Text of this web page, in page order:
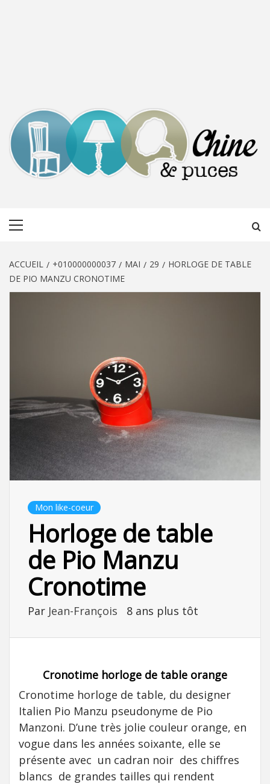
ACCUEIL +010000000037 MAI 29
HORLOGE DE TABLE
DE PIO MANZU CRONOTIME
Mon like-coeur
Horloge de table
de Pio Manzu
Cronotime
Par Jean-François 8 ans plus tôt
Cronotime horloge de table orange
Cronotime horloge de table, du designer
Italien Pio Manzu pseudonyme de Pio
Manzoni. D’une très jolie couleur orange, en
vogue dans les années soixante, elle se
présente avec un cadran noir des chiffres
blancs de grandes tailles qui rendent